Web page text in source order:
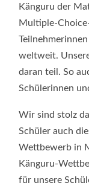
Känguru der
Multiple-
weltweit.
daran teil. So
Schülerinnen
Wir sind stolz
Schüler auch
Wettbewerb in
Känguru-
für unsere